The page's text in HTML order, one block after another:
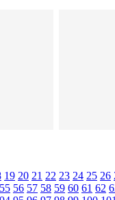
19 20 21 22 23 24 25 26
55 56 57 58 59 60 61 62